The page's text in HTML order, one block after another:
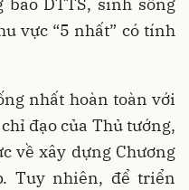
DTTS, sinh sống
vực “5 nhất” có tính
nhất hoàn toàn với
đạo của Thủ tướng,
về xây dựng Chương
Tuy nhiên, để triển